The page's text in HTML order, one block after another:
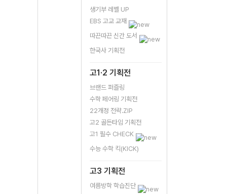
생기부 레벨 UP
EBS 고교 교재
따끈따끈 신간 도서
한국사 기획전
고1·2 기획전
브랜드 퍼즐링
수학 페어링 기획전
22개정 전략.ZIP
고2 골든타임 기획전
고1 필수 CHECK
수능 수학 킥(KICK)
고3 기획전
여름방학 학습진단